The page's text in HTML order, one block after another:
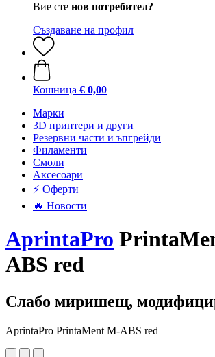
Вие сте нов потребител?
Създаване на профил
Кошница € 0,00
Mарки
3D принтери и други
Резервни части и ъпгрейди
Филаменти
Смоли
Аксесоари
⚡ Оферти
🔥 Новости
AprintaPro
ABS red
Слабо миришещ,
AprintaPro PrintaMent M-ABS red